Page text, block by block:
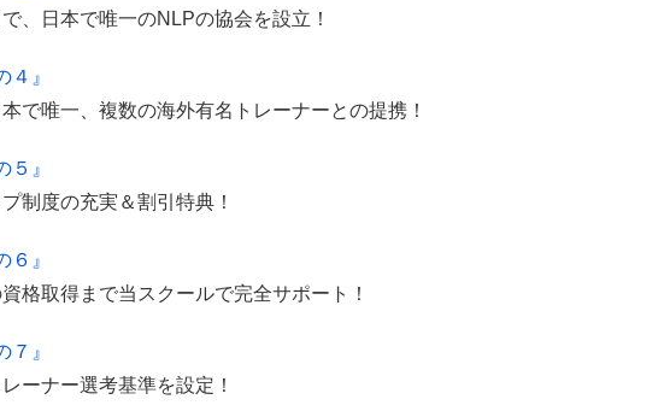
、日本で唯一のNLPの協会を設立！
４』
で唯一、複数の海外有名トレーナーとの提携！
５』
制度の充実＆割引特典！
６』
資格取得まで当スクールで完全サポート！
７』
ーナー選考基準を設定！